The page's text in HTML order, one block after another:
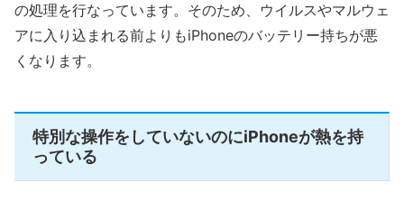
の処理を行なっています。そのため、ウイルスやマルウェ
アに入り込まれる前よりもiPhoneのバッテリー持ちが悪
くなります。
特別な操作をしていないのにiPhoneが熱を持
っている